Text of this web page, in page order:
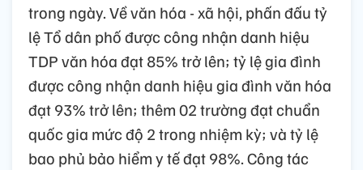
trong ngày.Về văn hóa - xã hội, phấn đấu tỷ
lệ Tổ dân phố được công nhận danh hiệu
TDP văn hóa đạt 85% trở lên; tỷ lệ gia đình
được công nhận danh hiệu gia đình văn hóa
đạt 93% trở lên; thêm 02 trường đạt chuẩn
quốc gia mức độ 2 trong nhiệm kỳ; và tỷ lệ
bao phủ bảo hiểm y tế đạt 98%.Công tác